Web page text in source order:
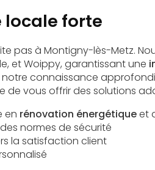
locale forte
pas à Montigny-lès-Metz.
et Woippy, garantissant une
connaissance
de vous offrir des solutions
en rénovation énergétiqueet
normes de sécurité
la satisfaction client